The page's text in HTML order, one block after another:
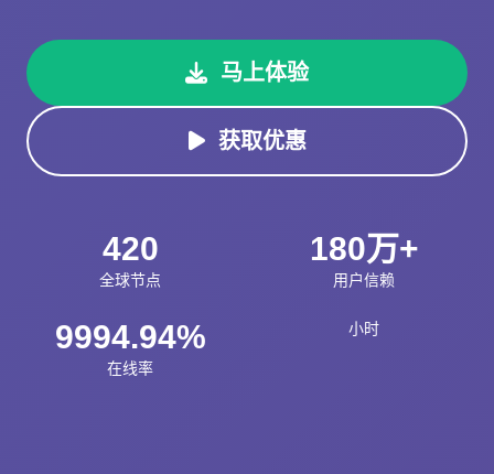
马上体验
获取优惠
420
全球节点
180万+
用户信赖
9994.94%
在线率
小时